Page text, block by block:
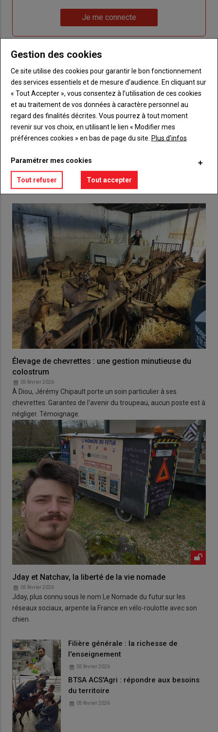
de
passe"
me
Je me connecte
Sous-
Vous n'êtes pas abonné(e)
TITRE CRÉEZ UN COMPTE
BodyChoisissez votre formule et créez votre
compte pour accéder à tout {nom-site}.
Lien Créez un compte
VOUS AIMEREZ AUSSI
Élevage de chevrettes : une gestion minutieuse du
colostrum
05 février 2026
À Diou, Jérémy Chipault porte un soin particulier à ses
chevrettes. Garantes de l'avenir du troupeau, aucun poste est à
négliger. Témoignage.
Jday et Natchav, la liberté de la vie nomade
05 février 2026
Jday, plus connu sous le nom Le Nomade du futur sur les
réseaux sociaux, arpente la France en vélo-roulotte avec son
chien.
Filière générale : la richesse de
l'enseignement
05 février 2026
BTSA ACS'Agri : répondre aux besoins
du territoire
05 février 2026
Gestion des cookies
Ce site utilise des cookies pour garantir le bon fonctionnement
des services essentiels et de mesure d’audience. En cliquant sur
« Tout Accepter », vous consentez à l’utilisation de ces cookies
et au traitement de vos données à caractère personnel au
regard des finalités décrites. Vous pourrez à tout moment
revenir sur vos choix, en utilisant le lien « Modifier mes
préférences cookies » en bas de page du site. Plus d'infos
Paramétrer mes cookies
Tout refuser Tout accepter